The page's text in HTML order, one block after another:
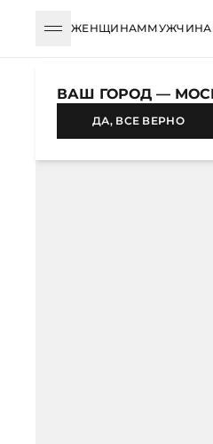
ЖЕНЩИНАМ
ВАШ ГОРОД —
ДА, ВСЕ ВЕРНО